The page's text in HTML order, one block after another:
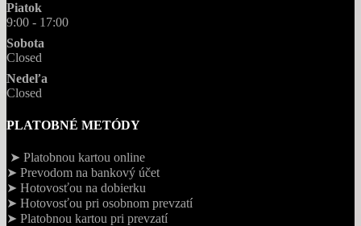
Piatok
9:00 - 17:00
Sobota
Closed
Nedeľa
Closed
PLATOBNÉ METÓDY
➤ Platobnou kartou online
➤ Prevodom na bankový účet
➤ Hotovosťou na dobierku
➤ Hotovosťou pri osobnom prevzatí
➤ Platobnou kartou pri prevzatí